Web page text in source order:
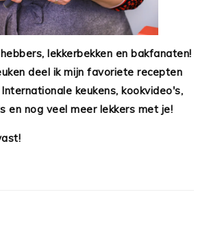
lekkerbekken en bakfanaten!
deel ik mijn favoriete recepten
keukens, kookvideo's,
en nog veel meer lekkers met je!